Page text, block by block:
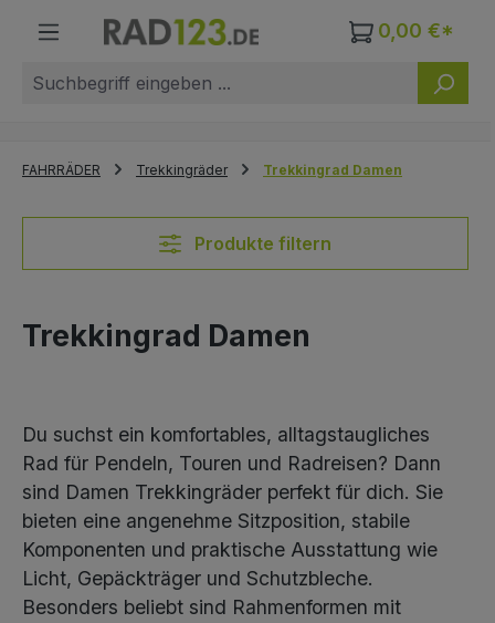
Zum Hauptinhalt springen 0,00 €*
FAHRRÄDER Trekkingräder Trekkingrad Damen
Produkte filtern
Trekkingrad Damen
Du suchst ein komfortables, alltagstaugliches
Rad für Pendeln, Touren und Radreisen? Dann
sind Damen Trekkingräder perfekt für dich. Sie
bieten eine angenehme Sitzposition, stabile
Komponenten und praktische Ausstattung wie
Licht, Gepäckträger und Schutzbleche.
Besonders beliebt sind Rahmenformen mit